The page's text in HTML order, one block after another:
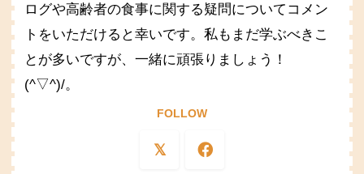
ログや高齢者の食事に関する疑問についてコメン
トをいただけると幸いです。私もまだ学ぶべきこ
とが多いですが、一緒に頑張りましょう！
(^▽^)/。
FOLLOW